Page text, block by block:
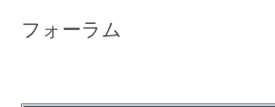
フォーラム